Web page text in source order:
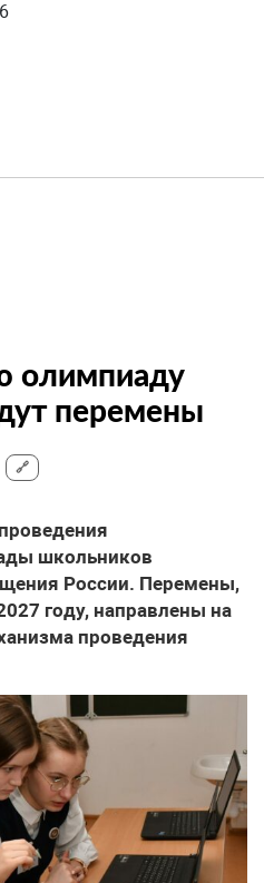
олимпиаду
перемены
🔗
школьников
России. Перемены,
году, направлены на
проведения